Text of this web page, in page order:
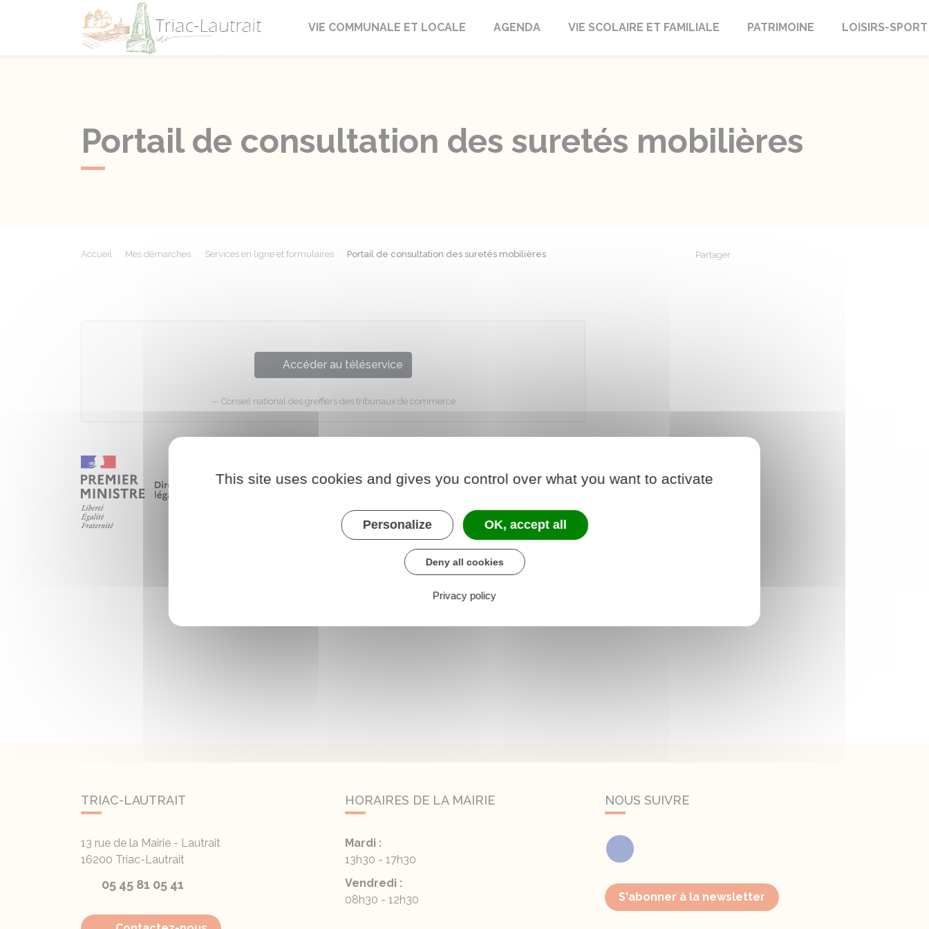
Triac-Lautrait
VIE COMMUNALE ET LOCALE AGENDA VIE SCOLAIRE ET FAMILIALE PATRIMOINE LOISIRS-SPORT
Portail de consultation des suretés mobilières
Accueil Mes démarches Services en ligne et formulaires Portail de consultation des suretés mobilières Partager
Accéder au téléservice
Conseil national des greffiers des tribunaux de commerce
TRIAC-LAUTRAIT
13 rue de la Mairie - Lautrait
16200 Triac-Lautrait
05 45 81 05 41
HORAIRES DE LA MAIRIE
Mardi :
13h30 - 17h30
Vendredi :
08h30 - 12h30
NOUS SUIVRE
Facebook
S'abonner à la newsletter
This site uses cookies and gives you control over what you want to activate
Personalize OK, accept all
Deny all cookies
Privacy policy